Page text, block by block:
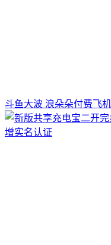
斗鱼大波 浪朵朵付费飞